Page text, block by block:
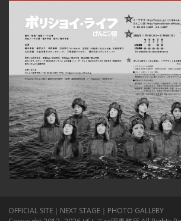
OFFICIAL SITE ｜ NEXT STAGE ｜ PHOTO GALLERY